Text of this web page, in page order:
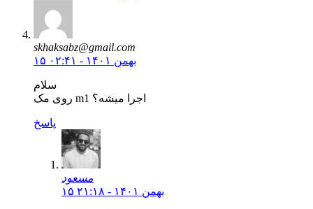
skhaksabz@gmail.com
۱۵ بهمن ۱۴۰۱ - ۰۲:۴۱
سلام
روی مک m1 اجرا میشه؟
پاسخ
مسعود
۱۵ بهمن ۱۴۰۱ - ۲۱:۱۸